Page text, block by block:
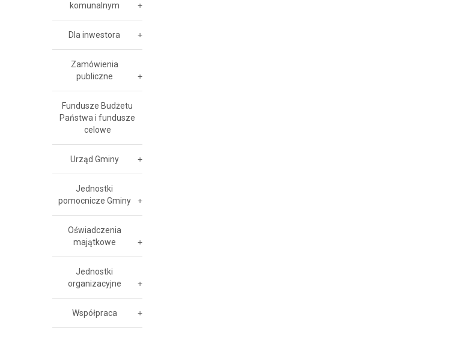
komunalnym
Dla inwestora
Zamówienia
publiczne
Fundusze Budżetu
Państwa i fundusze
celowe
Urząd Gminy
Jednostki
pomocnicze Gminy
Oświadczenia
majątkowe
Jednostki
organizacyjne
Współpraca